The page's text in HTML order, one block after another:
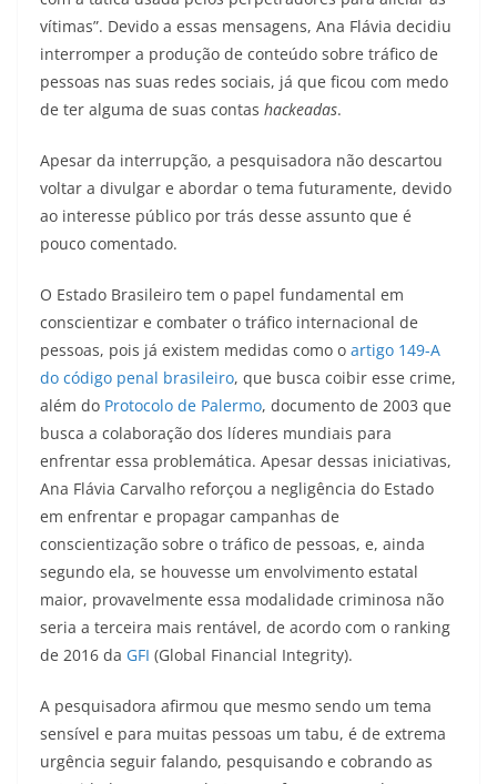
vítimas”. Devido a essas mensagens, Ana Flávia decidiu
interromper a produção de conteúdo sobre tráfico de
pessoas nas suas redes sociais, já que ficou com medo
de ter alguma de suas contas hackeadas.
Apesar da interrupção, a pesquisadora não descartou
voltar a divulgar e abordar o tema futuramente, devido
ao interesse público por trás desse assunto que é
pouco comentado.
O Estado Brasileiro tem o papel fundamental em
conscientizar e combater o tráfico internacional de
pessoas, pois já existem medidas como o artigo 149-A
do código penal brasileiro, que busca coibir esse crime,
além do Protocolo de Palermo, documento de 2003 que
busca a colaboração dos líderes mundiais para
enfrentar essa problemática. Apesar dessas iniciativas,
Ana Flávia Carvalho reforçou a negligência do Estado
em enfrentar e propagar campanhas de
conscientização sobre o tráfico de pessoas, e, ainda
segundo ela, se houvesse um envolvimento estatal
maior, provavelmente essa modalidade criminosa não
seria a terceira mais rentável, de acordo com o ranking
de 2016 da GFI (Global Financial Integrity).
A pesquisadora afirmou que mesmo sendo um tema
sensível e para muitas pessoas um tabu, é de extrema
urgência seguir falando, pesquisando e cobrando as